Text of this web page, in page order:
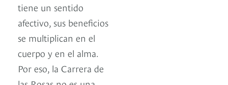
tiene un sentido
afectivo, sus beneficios
se multiplican en el
cuerpo y en el alma.
Por eso, la Carrera de